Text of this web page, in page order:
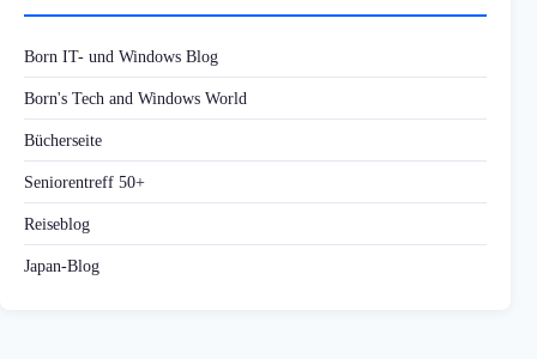
Born IT- und Windows Blog
Born's Tech and Windows World
Bücherseite
Seniorentreff 50+
Reiseblog
Japan-Blog